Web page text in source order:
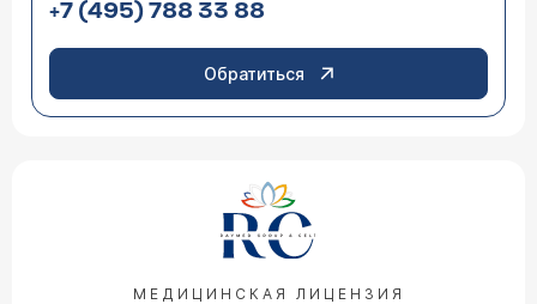
+7 (495) 788 33 88
Обратиться
МЕДИЦИНСКАЯ ЛИЦЕНЗИЯ